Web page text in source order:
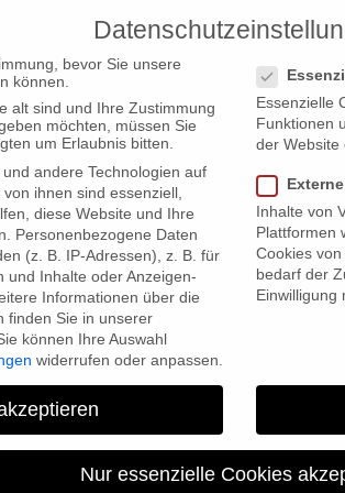
constanza 4. March 2021 No
bevor Sie unsere
können.
alt sind und Ihre Zustimmung
möchten, müssen Sie
um Erlaubnis bitten.
andere Technologien auf
ihnen sind essenziell,
diese Website und Ihre
Personenbezogene Daten
(z. B. IP-Adressen), z. B. für
und Inhalte oder Anzeigen-
Informationen über die
finden Sie in unserer
können Ihre Auswahl
widerrufen oder anpassen.
Essenzielle
Funktionen
der Website
Inhalte von
Plattformen
Cookies
bedarf der
Einwilligung
Nur essenzielle Cookies